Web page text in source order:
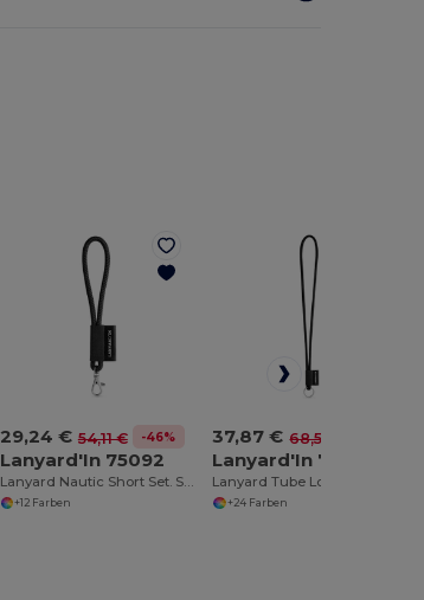
29,24 € 54,11 € -46%
Lanyard'In 75092
Lanyard Nautic Short Set. Standardmodelle
+12 Farben
37,87 € 68,51 €
Lanyard'In 75093
+24 Farben